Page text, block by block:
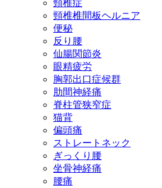
頸椎症
頸椎椎間板ヘルニア
便秘
反り腰
仙腸関節炎
眼精疲労
胸郭出口症候群
肋間神経痛
脊柱管狭窄症
猫背
偏頭痛
ストレートネック
ぎっくり腰
坐骨神経痛
腰痛